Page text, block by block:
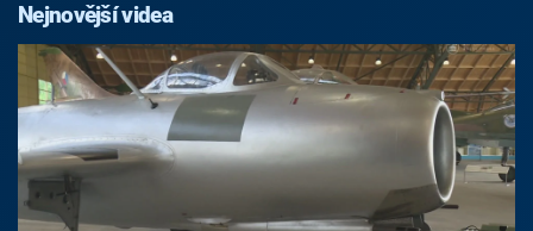
Nejnovější videa